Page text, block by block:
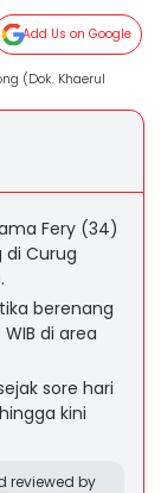
Add Us on Google
(Dok. Khaerul
Fery (34)
Curug
berenang
di area
sore hari
kini
reviewed by